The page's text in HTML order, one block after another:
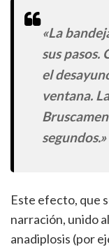
«La
sus pasos.
el
ventana.
segundos.»
Este efecto, que
narración, unido
anadiplosis (por